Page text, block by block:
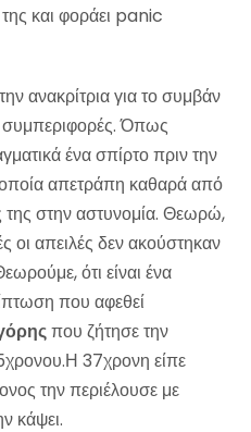
και φοράει panic
ανακρίτρια για το συμβάν
συμπεριφορές. Όπως
ένα σπίρτο πριν την
απετράπη καθαρά από
της στην αστυνομία. Θεωρώ,
οι απειλές δεν ακούστηκαν
ότι είναι ένα
που αφεθεί
που ζήτησε την
37χρονη είπε
την περιέλουσε με
κάψει.